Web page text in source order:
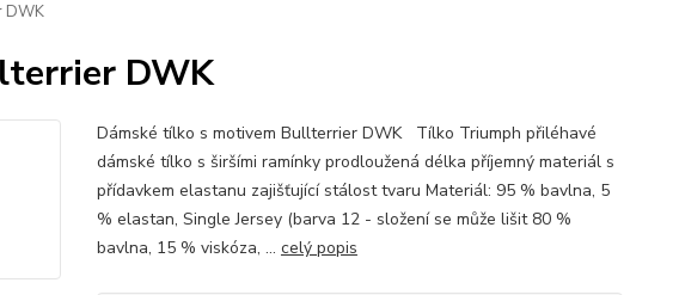
DWK
DWK
Dámské tílko s motivem Bullterrier DWK Tílko Triumph přiléhavé
dámské tílko s širšími ramínky prodloužená délka příjemný materiál s
přídavkem elastanu zajišťující stálost tvaru Materiál: 95 % bavlna, 5
% elastan, Single Jersey (barva 12 - složení se může lišit 80 %
bavlna, 15 % viskóza, ... celý popis